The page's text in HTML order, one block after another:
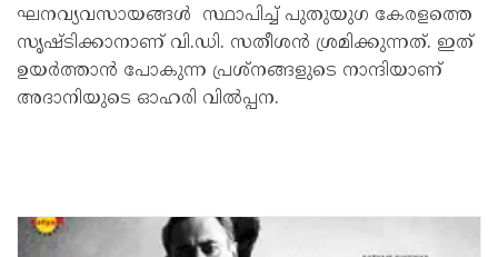
ഘനവ്യവസായങ്ങള്‍ സ്ഥാപിച്ച് പുതുയുഗ കേരളത്തെ
സൃഷ്ടിക്കാനാണ് വി.ഡി. സതീശന്‍ ശ്രമിക്കുന്നത്. ഇത്
ഉയര്‍ത്താന്‍ പോകുന്ന പ്രശ്‌നങ്ങളുടെ നാന്ദിയാണ്
അദാനിയുടെ ഓഹരി വില്‍പ്പന.